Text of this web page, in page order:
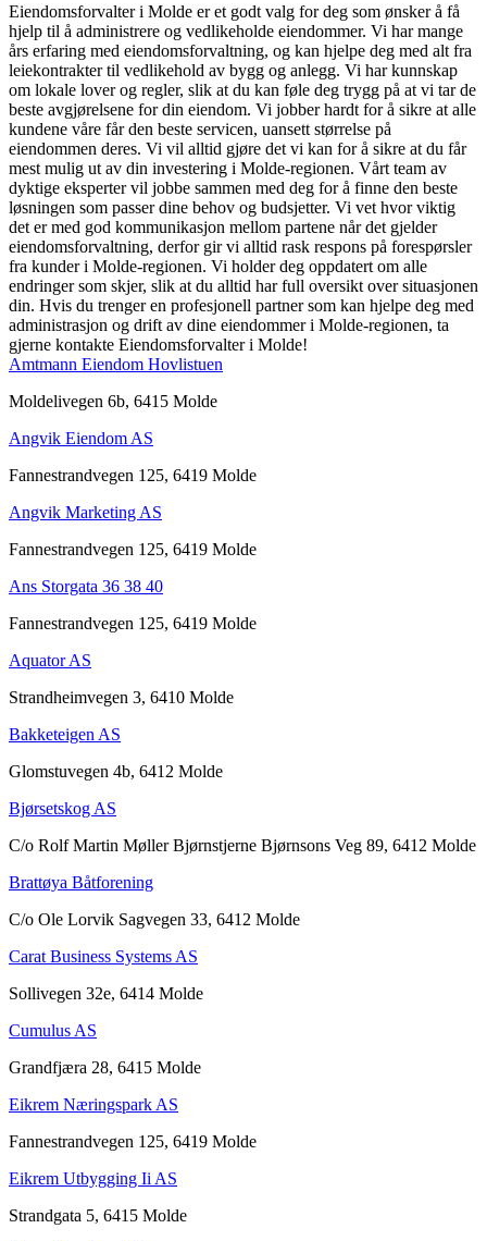
Eiendomsforvalter i Molde er et godt valg for deg som ønsker å få
hjelp til å administrere og vedlikeholde eiendommer. Vi har mange
års erfaring med eiendomsforvaltning, og kan hjelpe deg med alt fra
leiekontrakter til vedlikehold av bygg og anlegg. Vi har kunnskap
om lokale lover og regler, slik at du kan føle deg trygg på at vi tar de
beste avgjørelsene for din eiendom. Vi jobber hardt for å sikre at alle
kundene våre får den beste servicen, uansett størrelse på
eiendommen deres. Vi vil alltid gjøre det vi kan for å sikre at du får
mest mulig ut av din investering i Molde-regionen. Vårt team av
dyktige eksperter vil jobbe sammen med deg for å finne den beste
løsningen som passer dine behov og budsjetter. Vi vet hvor viktig
det er med god kommunikasjon mellom partene når det gjelder
eiendomsforvaltning, derfor gir vi alltid rask respons på forespørsler
fra kunder i Molde-regionen. Vi holder deg oppdatert om alle
endringer som skjer, slik at du alltid har full oversikt over situasjonen
din. Hvis du trenger en profesjonell partner som kan hjelpe deg med
administrasjon og drift av dine eiendommer i Molde-regionen, ta
gjerne kontakte Eiendomsforvalter i Molde!
Amtmann Eiendom Hovlistuen
Moldelivegen 6b, 6415 Molde
Angvik Eiendom AS
Fannestrandvegen 125, 6419 Molde
Angvik Marketing AS
Fannestrandvegen 125, 6419 Molde
Ans Storgata 36 38 40
Fannestrandvegen 125, 6419 Molde
Aquator AS
Strandheimvegen 3, 6410 Molde
Bakketeigen AS
Glomstuvegen 4b, 6412 Molde
Bjørsetskog AS
C/o Rolf Martin Møller Bjørnstjerne Bjørnsons Veg 89, 6412 Molde
Brattøya Båtforening
C/o Ole Lorvik Sagvegen 33, 6412 Molde
Carat Business Systems AS
Sollivegen 32e, 6414 Molde
Cumulus AS
Grandfjæra 28, 6415 Molde
Eikrem Næringspark AS
Fannestrandvegen 125, 6419 Molde
Eikrem Utbygging Ii AS
Strandgata 5, 6415 Molde